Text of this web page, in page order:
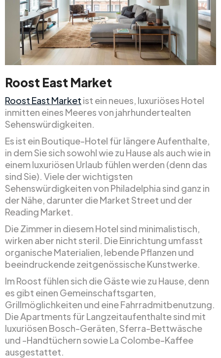
Roost East Market
Roost East Market ist ein neues, luxuriöses Hotel
inmitten eines Meeres von jahrhundertealten
Sehenswürdigkeiten.
Es ist ein Boutique-Hotel für längere Aufenthalte,
in dem Sie sich sowohl wie zu Hause als auch wie in
einem luxuriösen Urlaub fühlen werden (denn das
sind Sie). Viele der wichtigsten
Sehenswürdigkeiten von Philadelphia sind ganz in
der Nähe, darunter die Market Street und der
Reading Market.
Die Zimmer in diesem Hotel sind minimalistisch,
wirken aber nicht steril. Die Einrichtung umfasst
organische Materialien, lebende Pflanzen und
beeindruckende zeitgenössische Kunstwerke.
Im Roost fühlen sich die Gäste wie zu Hause, denn
es gibt einen Gemeinschaftsgarten,
Grillmöglichkeiten und eine Fahrradmitbenutzung.
Die Apartments für Langzeitaufenthalte sind mit
luxuriösen Bosch-Geräten, Sferra-Bettwäsche
und -Handtüchern sowie La Colombe-Kaffee
ausgestattet.